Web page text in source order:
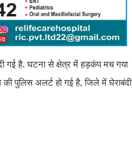
गई है. घटना से क्षेत्र में हड़कंप मच गया
पुलिस अलर्ट हो गई है, जिले में घेराबंदी